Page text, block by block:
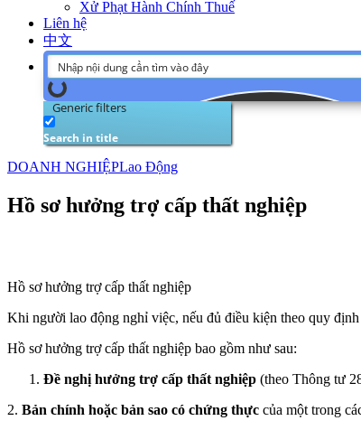
Xử Phạt Hành Chính Thuế
Liên hệ
中文
Generic filters
Search in title
DOANH NGHIỆPLao Động
Hồ sơ hưởng trợ cấp thất nghiệp
Hồ sơ hưởng trợ cấp thất nghiệp
Khi người lao động nghỉ việc, nếu đủ điều kiện theo quy
Hồ sơ hưởng trợ cấp thất nghiệp bao gồm như sau:
Đề nghị hưởng trợ cấp thất nghiệp (theo Thông tư
2. Bản chính hoặc bản sao có chứng thực của một trong